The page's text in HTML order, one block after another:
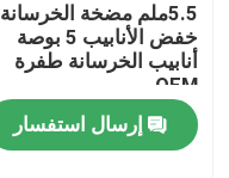
بيت
5.5ملم مضخة الخرسانة
خفض الأنابيب 5 بوصة
أنابيب الخرسانة طفرة
OEM
إرسال استفسار